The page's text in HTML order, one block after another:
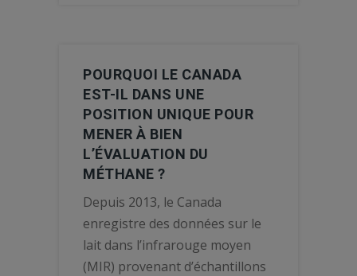
POURQUOI LE CANADA
EST-IL DANS UNE
POSITION UNIQUE POUR
MENER À BIEN
L’ÉVALUATION DU
MÉTHANE ?
Depuis 2013, le Canada
enregistre des données sur le
lait dans l’infrarouge moyen
(MIR) provenant d’échantillons